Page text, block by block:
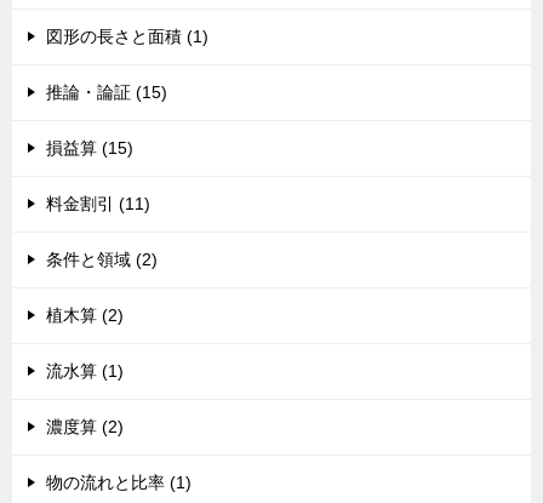
図形の長さと面積 (1)
推論・論証 (15)
損益算 (15)
料金割引 (11)
条件と領域 (2)
植木算 (2)
流水算 (1)
濃度算 (2)
物の流れと比率 (1)